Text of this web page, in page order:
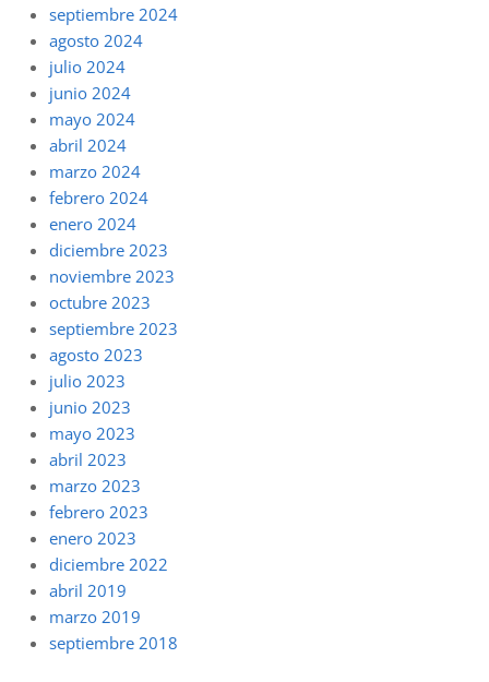
septiembre 2024
agosto 2024
julio 2024
junio 2024
mayo 2024
abril 2024
marzo 2024
febrero 2024
enero 2024
diciembre 2023
noviembre 2023
octubre 2023
septiembre 2023
agosto 2023
julio 2023
junio 2023
mayo 2023
abril 2023
marzo 2023
febrero 2023
enero 2023
diciembre 2022
abril 2019
marzo 2019
septiembre 2018